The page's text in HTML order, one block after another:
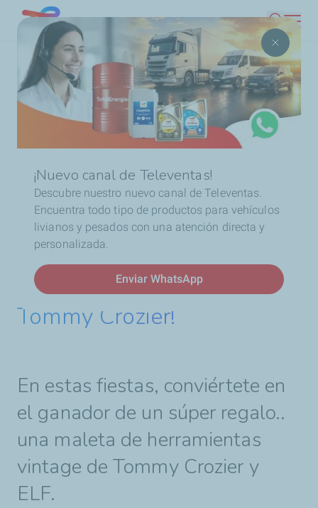
Pasar
al
contenido
principal
¡Nuevo canal de Televentas!
Descubre nuestro nuevo canal de Televentas.
Encuentra todo tipo de productos para vehículos
livianos y pesados con una atención directa y
personalizada.
Enviar WhatsApp
Chile
Buscar
Ruta
de
navegación
Inicio Promociones
¡Participa por una maleta de
herramientas vintage de Tommy Crozier!
¡Participa por una maleta
de herramientas vintage de
Tommy Crozier!
En estas fiestas, conviértete en
el ganador de un súper regalo..
una maleta de herramientas
vintage de Tommy Crozier y
ELF.